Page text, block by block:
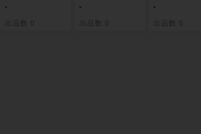
-
出品数 0
-
出品数 0
-
出品数 0